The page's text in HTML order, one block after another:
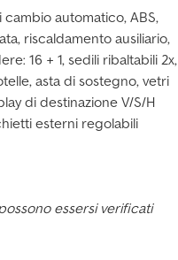
automatico, ABS,
riscaldamento ausiliario,
16 + 1, sedili ribaltabili 2x,
asta di sostegno, vetri
di destinazione V/S/H
esterni regolabili
essersi verificati